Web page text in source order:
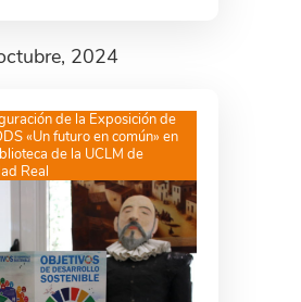
2024
de la Exposición de
«Un futuro en común» en
de la UCLM de
Real